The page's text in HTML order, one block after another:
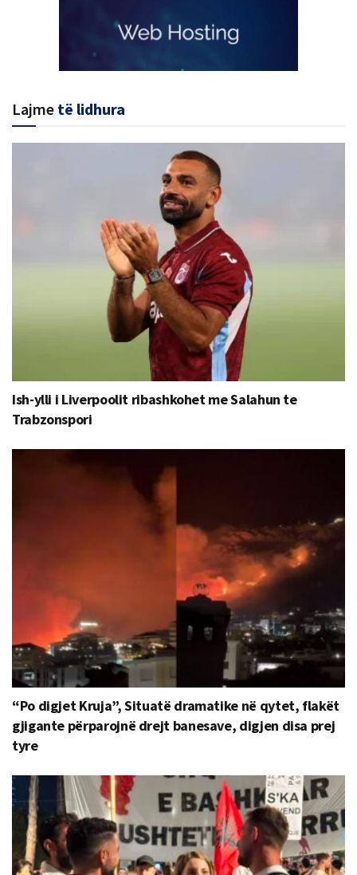
Lajme të lidhura
Ish-ylli i Liverpoolit ribashkohet me Salahun te
Trabzonspori
“Po digjet Kruja”, Situatë dramatike në qytet, flakët
gjigante përparojnë drejt banesave, digjen disa prej
tyre